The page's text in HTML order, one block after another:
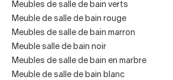
Meubles modernes et minimalistes
Meubles nordiques
Meubles rustiquesou en
Meubles de salle de bain verts
Meuble de salle de bain rouge
Meubles de salle de bain marron
Meuble salle de bain noir
Meubles de salle de bain en marbre
Meuble de salle de bain blanc